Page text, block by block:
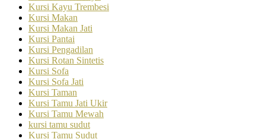
Kursi Kayu Trembesi
Kursi Makan
Kursi Makan Jati
Kursi Pantai
Kursi Pengadilan
Kursi Rotan Sintetis
Kursi Sofa
Kursi Sofa Jati
Kursi Taman
Kursi Tamu Jati Ukir
Kursi Tamu Mewah
kursi tamu sudut
Kursi Tamu Sudut